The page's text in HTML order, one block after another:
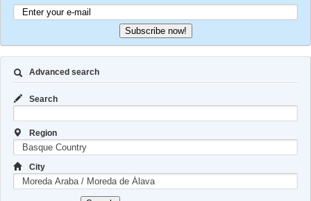
Subscribe now!
Advanced search
Search
Region
City